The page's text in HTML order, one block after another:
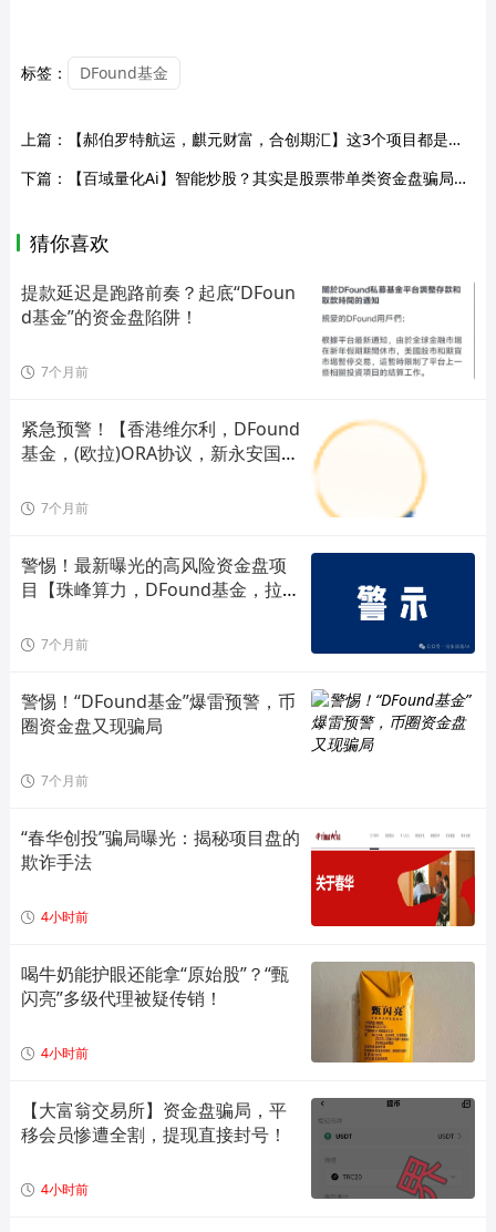
标签： DFound基金
上篇：
【郝伯罗特航运，麒元财富，合创期汇】这3个项目都是诈骗骗局，正在收割，别再被骗了，当心血本无归！
下篇：
【百域量化Ai】智能炒股？其实是股票带单类资金盘骗局，已经开始收割，年底将至，赶紧提现下车，马上崩盘跑路！
猜你喜欢
提款延迟是跑路前奏？起底“DFoun
d基金”的资金盘陷阱！
7个月前
紧急预警！【香港维尔利，DFound
基金，(欧拉)ORA协议，新永安国
7个月前
警惕！最新曝光的高风险资金盘项
目【珠峰算力，DFound基金，拉菲
7个月前
警惕！“DFound基金”爆雷预警，币
圈资金盘又现骗局
7个月前
“春华创投”骗局曝光：揭秘项目盘的
欺诈手法
4小时前
喝牛奶能护眼还能拿“原始股”？“甄
闪亮”多级代理被疑传销！
4小时前
【大富翁交易所】资金盘骗局，平
移会员惨遭全割，提现直接封号！
4小时前